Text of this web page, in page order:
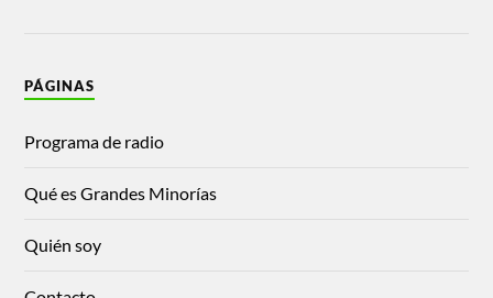
PÁGINAS
Programa de radio
Qué es Grandes Minorías
Quién soy